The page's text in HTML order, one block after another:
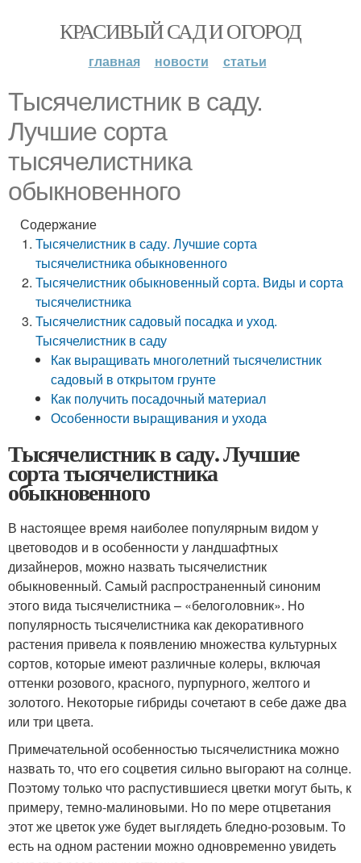
КРАСИВЫЙ САД И ОГОРОД
главная новости статьи
Тысячелистник в саду.
Лучшие сорта
тысячелистника
обыкновенного
Содержание
Тысячелистник в саду. Лучшие сорта
тысячелистника обыкновенного
Тысячелистник обыкновенный сорта. Виды и сорта
тысячелистника
Тысячелистник садовый посадка и уход.
Тысячелистник в саду
Как выращивать многолетний тысячелистник
садовый в открытом грунте
Как получить посадочный материал
Особенности выращивания и ухода
Тысячелистник в саду. Лучшие
сорта тысячелистника
обыкновенного
В настоящее время наиболее популярным видом у
цветоводов и в особенности у ландшафтных
дизайнеров, можно назвать тысячелистник
обыкновенный. Самый распространенный синоним
этого вида тысячелистника – «белоголовник». Но
популярность тысячелистника как декоративного
растения привела к появлению множества культурных
сортов, которые имеют различные колеры, включая
оттенки розового, красного, пурпурного, желтого и
золотого. Некоторые гибриды сочетают в себе даже два
или три цвета.
Примечательной особенностью тысячелистника можно
назвать то, что его соцветия сильно выгорают на солнце.
Поэтому только что распустившиеся цветки могут быть, к
примеру, темно-малиновыми. Но по мере отцветания
этот же цветок уже будет выглядеть бледно-розовым. То
есть на одном растении можно одновременно увидеть